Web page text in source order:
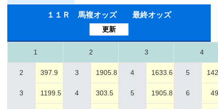
１１Ｒ 馬複オッズ 最終オッズ
更新
1 2 3 4
2 397.9 3 1905.8 4 1633.6 5
3 1199.5 4 303.5 5 1905.8 6